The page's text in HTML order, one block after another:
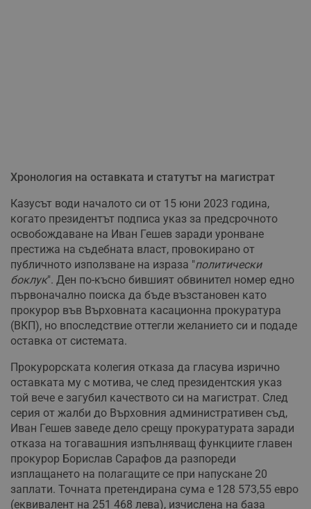
Хронология на оставката и статутът на магистрат
Казусът води началото си от 15 юни 2023 година,
когато президентът подписа указ за предсрочното
освобождаване на Иван Гешев заради уронване
престижа на съдебната власт, провокирано от
публичното използване на израза "политически
боклук". Ден по-късно бившият обвинител номер едно
първоначално поиска да бъде възстановен като
прокурор във Върховната касационна прокуратура
(ВКП), но впоследствие оттегли желанието си и подаде
оставка от системата.
Прокурорската колегия отказа да гласува изрично
оставката му с мотива, че след президентския указ
той вече е загубил качеството си на магистрат. След
серия от жалби до Върховния административен съд,
Иван Гешев заведе дело срещу прокуратурата заради
отказа на тогавашния изпълняващ функциите главен
прокурор Борислав Сарафов да разпореди
изплащането на полагащите се при напускане 20
заплати. Точната претендирана сума е 128 573,55 евро
(еквивалент на 251 468 лева), изчислена на база